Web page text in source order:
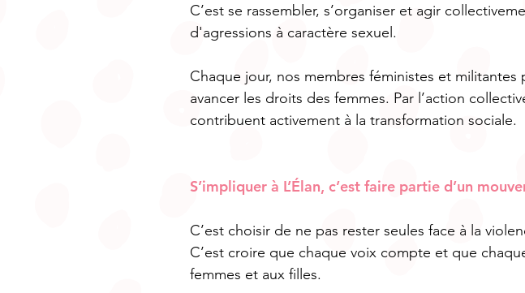
C’est se rassembler, s’organiser et agir
d'agressions à caractère sexuel.
Chaque jour, nos membres féministes et
avancer les droits des femmes. Par l’action
contribuent activement à la transformation sociale.
S’impliquer à L’Élan, c’est faire partie d’un
C’est choisir de ne pas rester seules face à la
C’est croire que chaque voix compte et que
femmes et aux filles.